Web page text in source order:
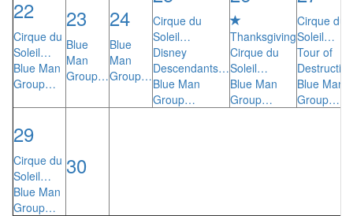
22
Cirque du
Soleil…
Blue Man
Group…
23
Blue
Man
Group…
24
Blue
Man
Group…
Cirque du
Soleil…
Disney
Descendants…
Blue Man
Group…
Thanksgiving
Cirque du
Soleil…
Blue Man
Group…
Cirque du
Soleil…
Tour of
Blue Man
Group…
29
Cirque du
Soleil…
Blue Man
Group…
30